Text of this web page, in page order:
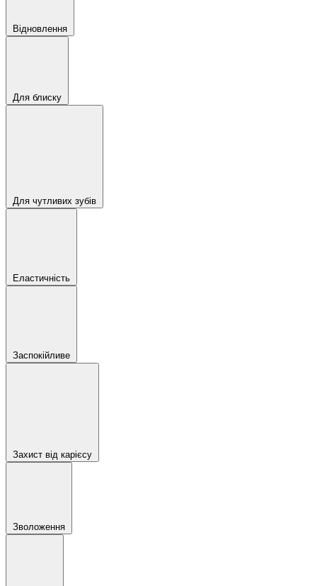
Відновлення
Для блиску
Для чутливих зубів
Еластичність
Заспокійливе
Захист від карієсу
Зволоження